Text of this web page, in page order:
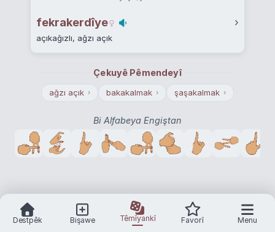
fekrakerdîye ›
açıkağızlı, ağzı açık
Çekuyê Pêmendeyî
ağzı açık › bakakalmak › şaşakalmak ›
Bi Alfabeya Engiştan
Destpêk Bişawe Têmîyankî Favorî Menu